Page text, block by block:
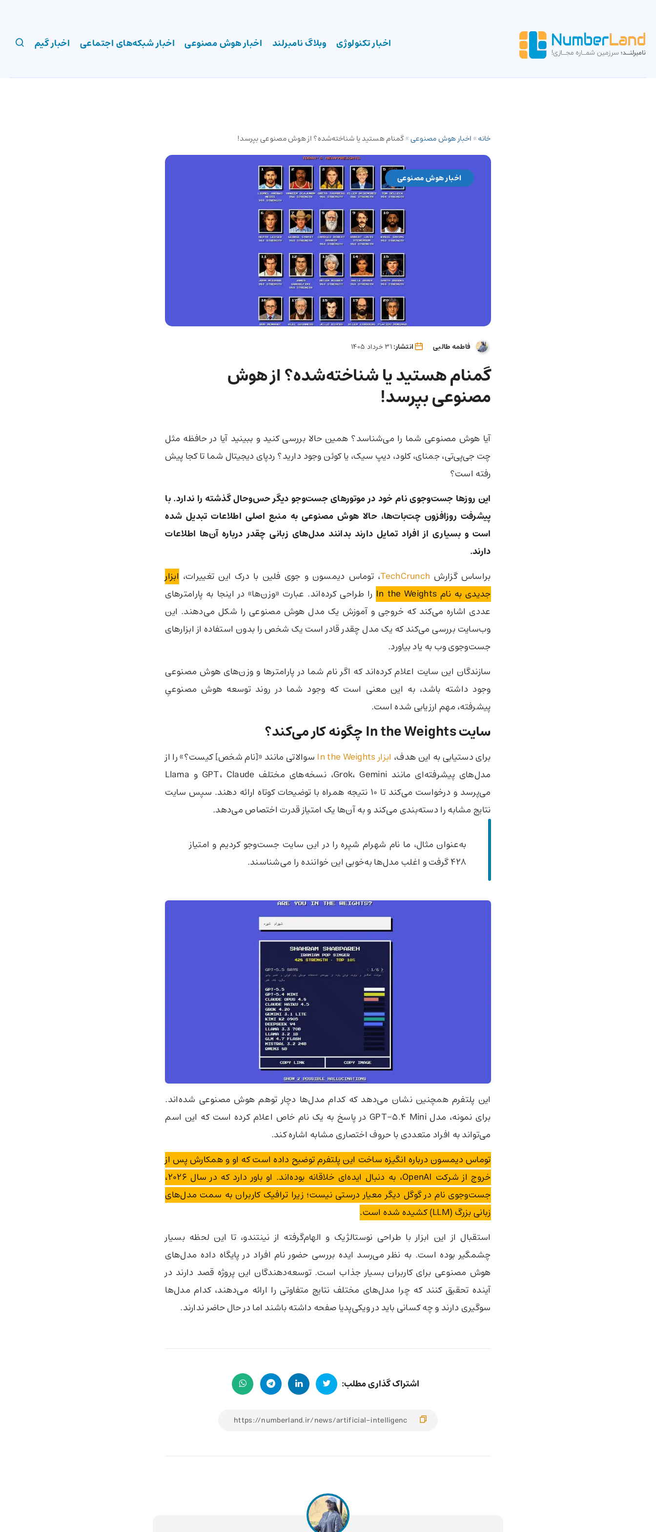
اخبار تکنولوژی وبلاگ نامبرلند اخبار هوش مصنوعی اخبار شبکه‌های اجتماعی اخبار گیم
خانه»اخبار هوش مصنوعی»گمنام هستید یا شناخته‌شده؟ از هوش مصنوعی بپرسد!
اخبار هوش مصنوعی
فاطمه طالبی انتشار:31 خرداد 1405
گمنام هستید یا شناخته‌شده؟ از هوش
مصنوعی بپرسد!
آیا هوش مصنوعی شما را می‌شناسد؟ همین حالا بررسی کنید و ببینید آیا در حافظه مثل
چت جی‌پی‌تی، جمنای، کلود، دیپ سیک، یا کوئن وجود دارید؟ ردپای دیجیتال شما تا کجا پیش
رفته است؟
این روزها جست‌وجوی نام خود در موتورهای جست‌وجو دیگر حس‌وحال گذشته را ندارد. با
پیشرفت روزافزون چت‌بات‌ها، حالا هوش مصنوعی به منبع اصلی اطلاعات تبدیل شده
است و بسیاری از افراد تمایل دارند بدانند مدل‌های زبانی چقدر درباره آن‌ها اطلاعات
دارند.
براساس گزارش TechCrunch، توماس دیمسون و جوی فلین با درک این تغییرات، ابزار
جدیدی به نام In the Weights
را طراحی کرده‌اند. عبارت «وزن‌ها» در اینجا به پارامترهای
عددی اشاره می‌کند که خروجی و آموزش یک مدل هوش مصنوعی را شکل می‌دهند. این
وب‌سایت بررسی می‌کند که یک مدل چقدر قادر است یک شخص را بدون استفاده از ابزارهای
جست‌وجوی وب به یاد بیاورد.
سازندگان این سایت اعلام کرده‌اند که اگر نام شما در پارامترها و وزن‌های هوش مصنوعی
وجود داشته باشد، به این معنی است که وجود شما در روند توسعه هوش مصنوعیِ
پیشرفته، مهم ارزیابی شده است.
سایت In the Weights چگونه کار می‌کند؟
برای دستیابی به این هدف، ابزار In the Weights
سوالاتی مانند «[نام شخص] کیست؟» را از
مدل‌های پیشرفته‌ای مانند Grok، Gemini، نسخه‌های مختلف GPT، Claude و Llama
می‌پرسد و درخواست می‌کند تا ۱۰ نتیجه همراه با توضیحات کوتاه ارائه دهند. سپس سایت
نتایج مشابه را دسته‌بندی می‌کند و به آن‌ها یک امتیاز قدرت اختصاص می‌دهد.
به‌عنوان مثال، ما نام شهرام شپره را در این سایت جست‌وجو کردیم و امتیاز
428 گرفت و اغلب مدل‌ها به‌خوبی این خواننده را می‌شناسند.
این پلتفرم همچنین نشان می‌دهد که کدام مدل‌ها دچار توهم هوش مصنوعی شده‌اند.
برای نمونه، مدل GPT-5.4 Mini در پاسخ به یک نام خاص اعلام کرده است که این اسم
می‌تواند به افراد متعددی با حروف اختصاری مشابه اشاره کند.
توماس دیمسون درباره انگیزه ساخت این پلتفرم توضیح داده است که او و همکارش پس از
خروج از شرکت OpenAI، به دنبال ایده‌ای خلاقانه بوده‌اند. او باور دارد که در سال ۲۰۲۶،
جست‌وجوی نام در گوگل دیگر معیار درستی نیست؛ زیرا ترافیک کاربران به سمت مدل‌های
زبانی بزرگ (LLM) کشیده شده است.
استقبال از این ابزار با طراحی نوستالژیک و الهام‌گرفته از نینتندو، تا این لحظه بسیار
چشمگیر بوده است. به نظر می‌رسد ایده بررسی حضور نام افراد در پایگاه داده مدل‌های
هوش مصنوعی برای کاربران بسیار جذاب است. توسعه‌دهندگان این پروژه قصد دارند در
آینده تحقیق کنند که چرا مدل‌های مختلف نتایج متفاوتی را ارائه می‌دهند، کدام مدل‌ها
سوگیری دارند و چه کسانی باید در ویکی‌پدیا صفحه داشته باشند اما در حال حاضر ندارند.
اشتراک گذاری مطلب: